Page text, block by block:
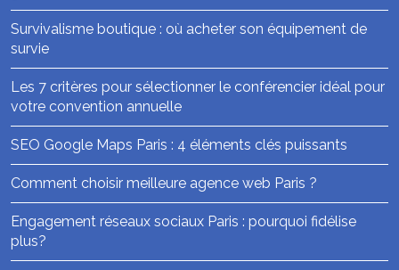
Survivalisme boutique : où acheter son équipement de
survie
Les 7 critères pour sélectionner le conférencier idéal pour
votre convention annuelle
SEO Google Maps Paris : 4 éléments clés puissants
Comment choisir meilleure agence web Paris ?
Engagement réseaux sociaux Paris : pourquoi fidélise
plus?